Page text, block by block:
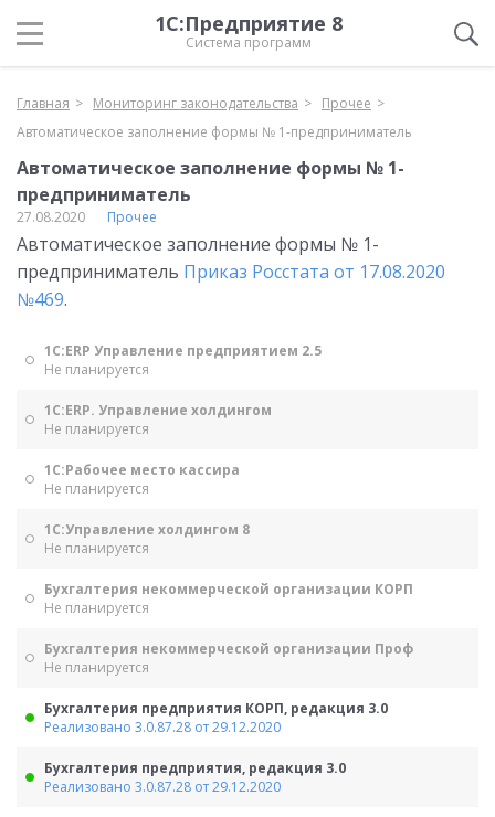
1С:Предприятие 8
Система программ
Главная Мониторинг законодательства
Прочее
Автоматическое заполнение формы № 1-предприниматель
Автоматическое заполнение формы № 1-
предприниматель
27.08.2020 Прочее
Автоматическое заполнение формы № 1-
предприниматель Приказ Росстата от 17.08.2020
№469.
1С:ERP Управление предприятием 2.5
Не планируется
1С:ERP. Управление холдингом
Не планируется
1С:Рабочее место кассира
Не планируется
1С:Управление холдингом 8
Не планируется
Бухгалтерия некоммерческой организации КОРП
Не планируется
Бухгалтерия некоммерческой организации Проф
Не планируется
Бухгалтерия предприятия КОРП, редакция 3.0
Реализовано 3.0.87.28 от 29.12.2020
Бухгалтерия предприятия, редакция 3.0
Реализовано 3.0.87.28 от 29.12.2020